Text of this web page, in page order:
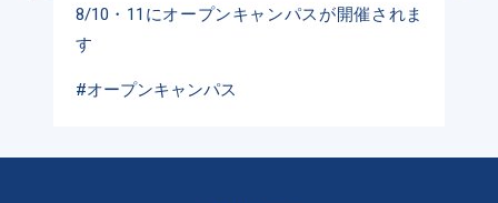
8/10・11にオープンキャンパスが開催されま
す
#オープンキャンパス